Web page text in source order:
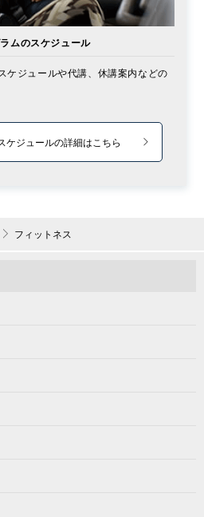
ムのスケジュール
ケジュールや代講、休講案内などの
ケジュールの詳細はこちら
フィットネス